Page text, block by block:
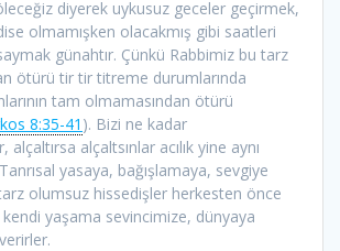
diyerek uykusuz geceler geçirmek,
olmamışken olacakmış gibi saatleri
günahtır. Çünkü Rabbimiz bu tarz
ötürü tir tir titreme durumlarında
tam olmamasından ötürü
8:35-41 ). Bizi ne kadar
alçaltsınlar acılık yine aynı
yasaya, bağışlamaya, sevgiye
tarz olumsuz hissedişler herkesten önce
kendi yaşama sevincimize, dünyaya